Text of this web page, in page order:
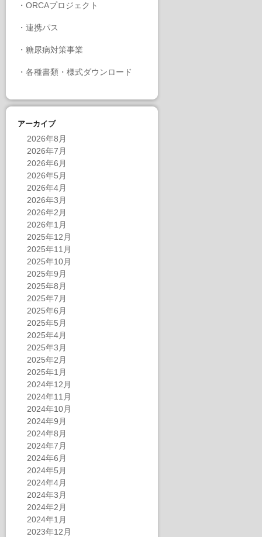
・ ORCAプロジェクト
・ 連携パス
・ 糖尿病対策事業
・ 各種書類・様式ダウンロード
アーカイブ
2026年8月
2026年7月
2026年6月
2026年5月
2026年4月
2026年3月
2026年2月
2026年1月
2025年12月
2025年11月
2025年10月
2025年9月
2025年8月
2025年7月
2025年6月
2025年5月
2025年4月
2025年3月
2025年2月
2025年1月
2024年12月
2024年11月
2024年10月
2024年9月
2024年8月
2024年7月
2024年6月
2024年5月
2024年4月
2024年3月
2024年2月
2024年1月
2023年12月